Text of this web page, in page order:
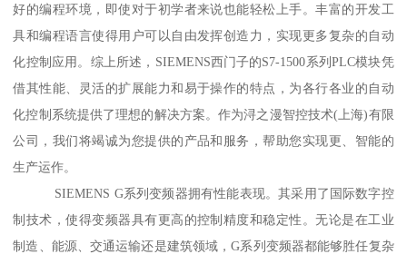
好的编程环境，即使对于初学者来说也能轻松上手。丰富的开发工
具和编程语言使得用户可以自由发挥创造力，实现更多复杂的自动
化控制应用。综上所述，SIEMENS西门子的S7-1500系列PLC模块凭
借其性能、灵活的扩展能力和易于操作的特点，为各行各业的自动
化控制系统提供了理想的解决方案。作为浔之漫智控技术(上海)有限
公司，我们将竭诚为您提供的产品和服务，帮助您实现更、智能的
生产运作。
SIEMENS G系列变频器拥有性能表现。其采用了国际数字控
制技术，使得变频器具有更高的控制精度和稳定性。无论是在工业
制造、能源、交通运输还是建筑领域，G系列变频器都能够胜任复杂